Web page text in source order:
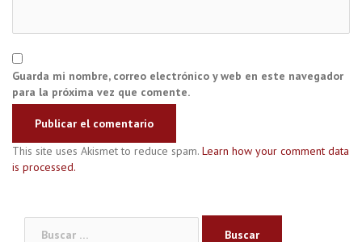
Guarda mi nombre, correo electrónico y web en este navegador
para la próxima vez que comente.
This site uses Akismet to reduce spam. Learn how your comment data
is processed.